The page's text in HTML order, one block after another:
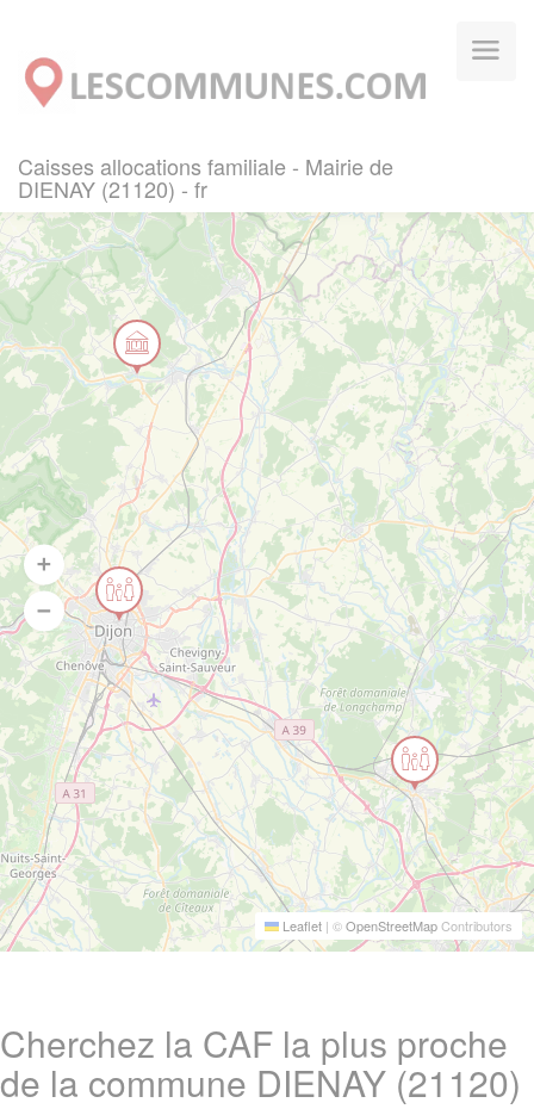
Caisses allocations familiale - Mairie de
DIENAY (21120) - fr
Leaflet | ©OpenStreetMapContributors
Cherchez la CAF la plus proche
de la commune DIENAY (21120)